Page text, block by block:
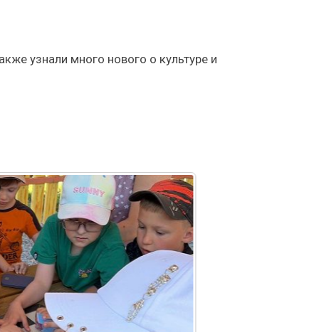
узнали много нового о культуре и